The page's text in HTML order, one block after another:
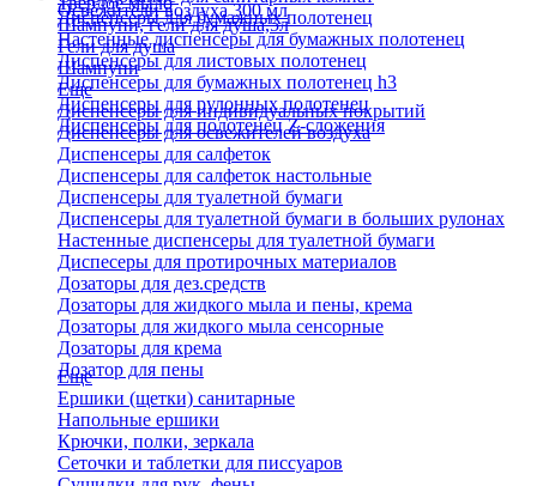
Шампуни, гели для душа,5л
Гели для душа
Шампуни
Освежители воздуха 300 мл
Диспенсеры для бумажных полотенец
Настенные диспенсеры для бумажных полотенец
Диспенсеры для листовых полотенец
Диспенсеры для бумажных полотенец h3
Диспенсеры для рулонных полотенец
Диспенсеры для полотенец Z-сложения
Еще
Диспенсеры для индивидуальных покрытий
Диспенсеры для освежителей воздуха
Диспенсеры для салфеток
Диспенсеры для салфеток настольные
Диспенсеры для туалетной бумаги
Диспенсеры для туалетной бумаги в больших рулонах
Настенные диспенсеры для туалетной бумаги
Диспесеры для протирочных материалов
Дозаторы для дез.средств
Дозаторы для жидкого мыла и пены, крема
Дозаторы для жидкого мыла сенсорные
Дозаторы для крема
Дозатор для пены
Еще
Ершики (щетки) санитарные
Напольные ершики
Крючки, полки, зеркала
Сеточки и таблетки для писсуаров